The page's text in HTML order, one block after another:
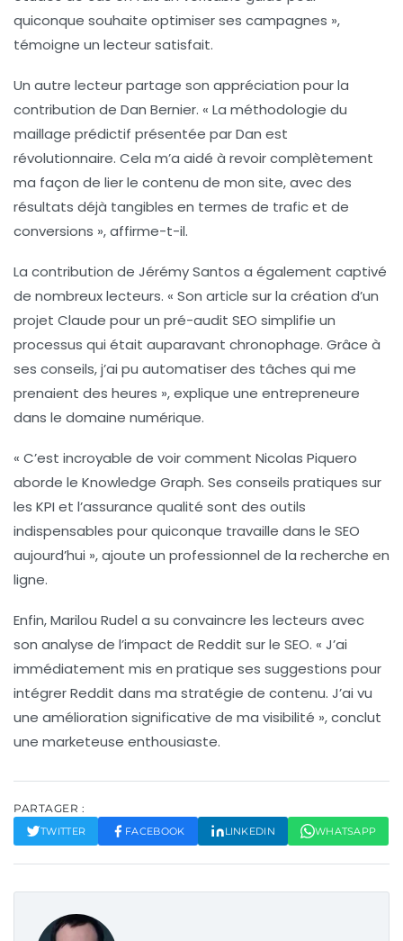
quiconque souhaite optimiser ses campagnes »,
témoigne un lecteur satisfait.
Un autre lecteur partage son appréciation pour la
contribution de Dan Bernier. « La méthodologie du
maillage prédictif présentée par Dan est
révolutionnaire. Cela m’a aidé à revoir complètement
ma façon de lier le contenu de mon site, avec des
résultats déjà tangibles en termes de trafic et de
conversions », affirme-t-il.
La contribution de Jérémy Santos a également captivé
de nombreux lecteurs. « Son article sur la création d’un
projet Claude pour un pré-audit SEO simplifie un
processus qui était auparavant chronophage. Grâce à
ses conseils, j’ai pu automatiser des tâches qui me
prenaient des heures », explique une entrepreneure
dans le domaine numérique.
« C’est incroyable de voir comment Nicolas Piquero
aborde le Knowledge Graph. Ses conseils pratiques sur
les KPI et l’assurance qualité sont des outils
indispensables pour quiconque travaille dans le SEO
aujourd’hui », ajoute un professionnel de la recherche en
ligne.
Enfin,Marilou Rudel a su convaincre les lecteurs avec
son analyse de l’impact de Reddit sur le SEO. « J’ai
immédiatement mis en pratique ses suggestions pour
intégrer Reddit dans ma stratégie de contenu. J’ai vu
une amélioration significative de ma visibilité », conclut
une marketeuse enthousiaste.
PARTAGER :
TWITTER FACEBOOK LINKEDIN WHATSAPP